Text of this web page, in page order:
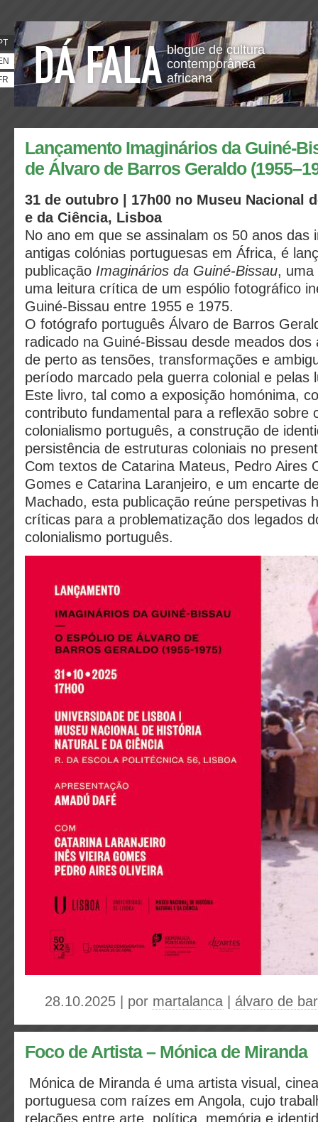
blogue de cultura
contemporânea
africana
Lançamento Imaginários da Guiné-
de Álvaro de Barros Geraldo
31 de outubro | 17h00 no Museu Nacional
e da Ciência, Lisboa
No ano em que se assinalam os 50 anos das
antigas colónias portuguesas em África, é
publicação Imaginários da Guiné-Bissau, uma
uma leitura crítica de um espólio fotográfico
Guiné-Bissau entre 1955 e 1975.
O fotógrafo português Álvaro de Barros
radicado na Guiné-Bissau desde meados dos
de perto as tensões, transformações e
período marcado pela guerra colonial e pelas
Este livro, tal como a exposição homónima,
contributo fundamental para a reflexão sobre
colonialismo português, a construção de
persistência de estruturas coloniais no
Com textos de Catarina Mateus, Pedro Aires
Gomes e Catarina Laranjeiro, e um encarte
Machado, esta publicação reúne perspetivas
críticas para a problematização dos legados
colonialismo português.
28.10.2025 | por martalanca álvaro de
Foco de Artista – Mónica de Miranda
Mónica de Miranda é uma artista visual,
portuguesa com raízes em Angola, cujo
relações entre arte, política, memória e